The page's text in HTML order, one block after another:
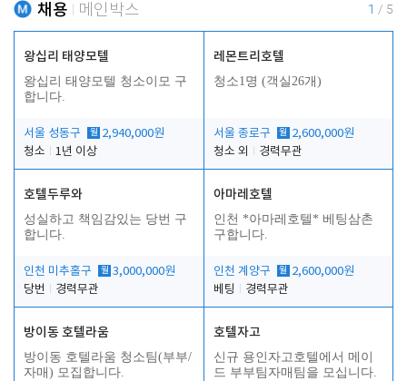
채용 메인박스 1 / 5
왕십리 태양모텔
왕십리 태양모텔 청소이모 구
합니다.
서울 성동구 월 2,940,000원
청소
1년 이상
레몬트리호텔
청소1명 (객실26개)
서울 종로구 월 2,600,000원
청소 외
경력무관
호텔두루와
성실하고 책임감있는 당번 구
합니다.
인천 미추홀구 월 3,000,000원
당번
경력무관
아마레호텔
인천 *아마레호텔* 베팅삼촌
구합니다.
인천 계양구 월 2,600,000원
베팅
경력무관
방이동 호텔라움
방이동 호텔라움 청소팀(부부/
자매) 모집합니다.
호텔자고
신규 용인자고호텔에서 메이
드 부부팀자매팀을 모십니다.